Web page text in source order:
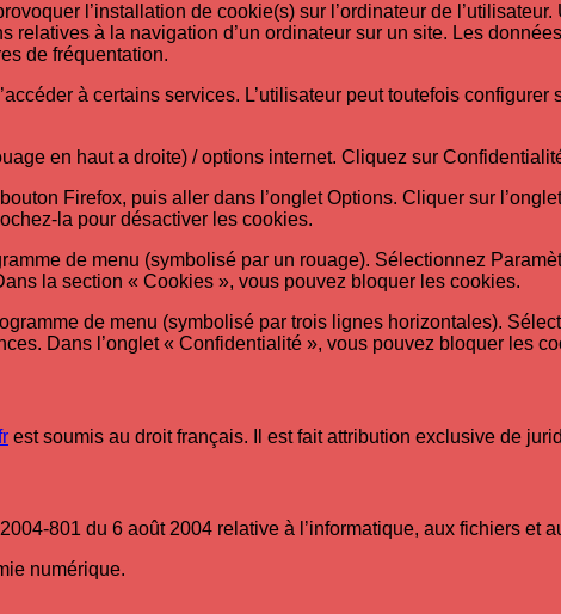
l’installation de cookie(s) sur l’ordinateur de
relatives à la navigation d’un ordinateur sur un site. Les
de fréquentation.
à certains services. L’utilisateur peut toutefois
en haut a droite) / options internet. Cliquez sur
Firefox, puis aller dans l’onglet Options. Cliquer sur
la pour désactiver les cookies.
de menu (symbolisé par un rouage). Sélectionnez
la section « Cookies », vous pouvez bloquer les cookies.
de menu (symbolisé par trois lignes horizontales).
Dans l’onglet « Confidentialité », vous pouvez bloquer les
est soumis au droit français. Il est fait attribution exclusive de
801 du 6 août 2004 relative à l’informatique, aux fichiers et
numérique.